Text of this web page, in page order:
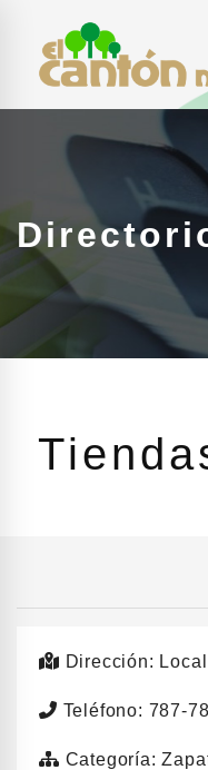
Dirección:
Teléfono: 787-
Categoría: